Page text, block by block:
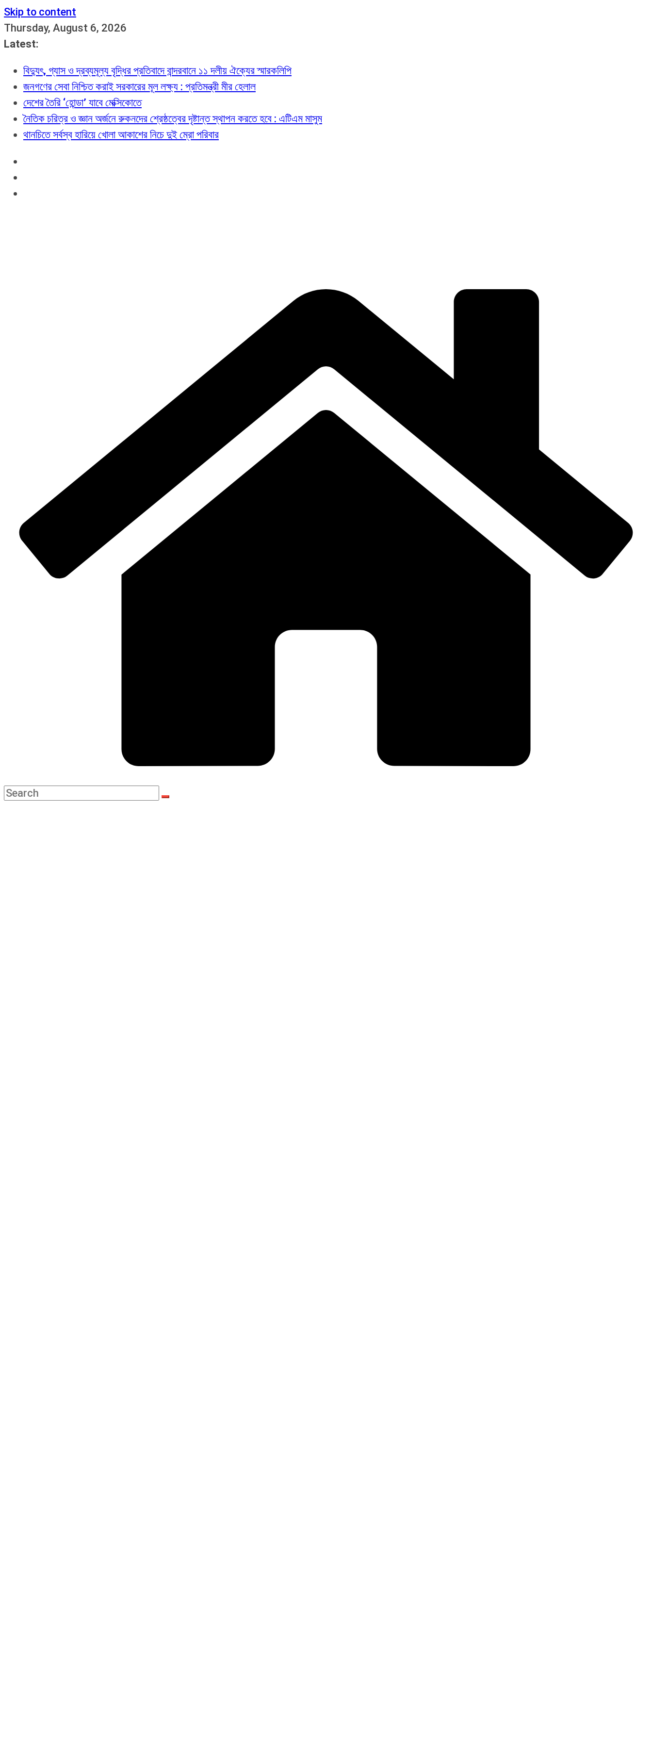
Skip to content
Thursday, August 6, 2026
Latest:
বিদ্যুৎ, গ্যাস ও দ্রব্যমূল্য বৃদ্ধির প্রতিবাদে বান্দরবানে ১১ দলীয় ঐক্যের স্মারকলিপি
জনগণের সেবা নিশ্চিত করাই সরকারের মূল লক্ষ্য : প্রতিমন্ত্রী মীর হেলাল
দেশের তৈরি ‘হোন্ডা’ যাবে মেক্সিকোতে
নৈতিক চরিত্র ও জ্ঞান অর্জনে রুকনদের শ্রেষ্ঠত্বের দৃষ্টান্ত স্থাপন করতে হবে : এটিএম মাসুম
থানচিতে সর্বস্ব হারিয়ে খোলা আকাশের নিচে দুই ম্রো পরিবার